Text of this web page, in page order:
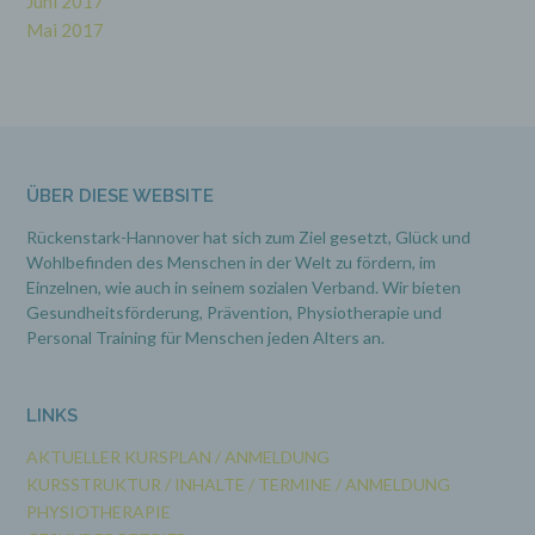
Mai 2017
ÜBER DIESE WEBSITE
Rückenstark-Hannover hat sich zum Ziel gesetzt, Glück und
Wohlbefinden des Menschen in der Welt zu fördern, im
Einzelnen, wie auch in seinem sozialen Verband. Wir bieten
Gesundheitsförderung, Prävention, Physiotherapie und
Personal Training für Menschen jeden Alters an.
LINKS
AKTUELLER KURSPLAN / ANMELDUNG
KURSSTRUKTUR / INHALTE / TERMINE / ANMELDUNG
PHYSIOTHERAPIE
um Aspekte bezüglich Arbeitsleistung,
Vorlieben, Interessen, Zuverlässigkeit,
Verhalten, Aufenthaltsort oder Ortswechsel
dieser natürlichen Person zu analysieren oder
vorherzusagen.
personenbezogener Daten in einer Weise, auf
welche die personenbezogenen Daten ohne
Hinzuziehung zusätzlicher Informationen nicht
mehr einer spezifischen betroffenen Person
zugeordnet werden können, sofern diese